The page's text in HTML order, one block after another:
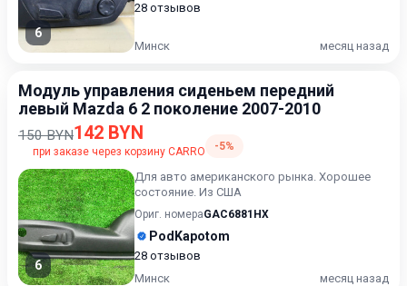
6
28 отзывов
Минск месяц назад
Модуль управления сиденьем передний
левый Mazda 6 2 поколение 2007-2010
150 BYN142 BYN
при заказе через корзину CARRO -5%
6
Для авто американского рынка. Хорошее
состояние. Из США
Ориг. номераGAC6881HX
PodKapotom
28 отзывов
Минск
месяц назад